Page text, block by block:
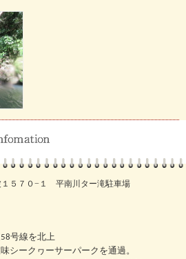
１５７０−１ 平南川ター滝駐車場
号線を北上
シークヮーサーパークを通過。